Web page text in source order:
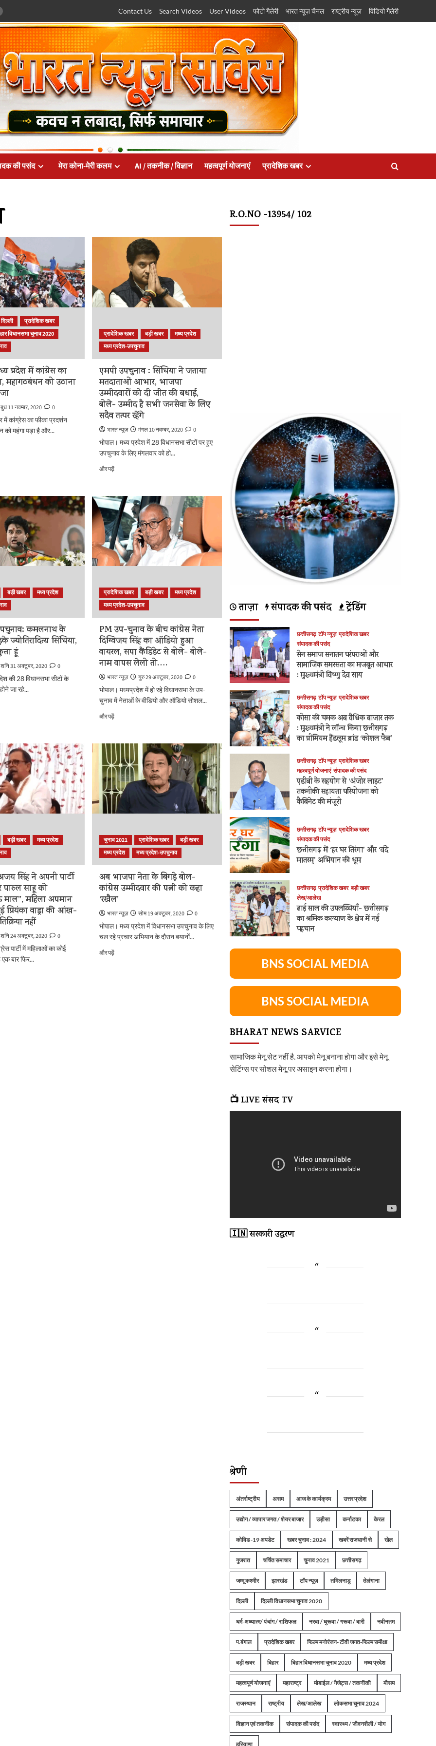
Contact Us Search Videos User Videos फोटो गैलेरी भारत न्यूज़ चैनल राष्ट्रीय न्यूज़ विडियो गैलेरी
की पसंद मेरा कोना-मेरी कलम AI / तकनीक / विज्ञान महत्वपूर्ण योजनाएं प्रादेशिक खबर
दिल्ली
प्रादेशिक खबर
विधानसभा चुनाव 2020
प्रदेश में कांग्रेस का
महागठबंधन को उठाना
बुध 11 नवम्बर, 2020
0
में कांग्रेस का फीका प्रदर्शन
को महंगा पड़ा है और...
प्रादेशिक खबर बड़ी खबर
मध्य प्रदेश
मध्य प्रदेश-उपचुनाव
एमपी उपचुनाव : सिंधिया ने जताया
मतदाताओं आभार, भाजपा
उम्मीदवारों को दी जीत की बधाई,
बोले- उम्मीद है सभी जनसेवा के लिए
सदैव तत्पर रहेंगे
भारत न्यूज़ मंगल 10 नवम्बर, 2020
0
भोपाल। मध्य प्रदेश में 28 विधानसभा सीटों पर हुए
उपचुनाव के लिए मंगलवार को हो...
और पढ़ेंएमपी
सिंधिया
ने
जताया
मतदाताओं
आभार,
भाजपा
उम्मीदवारों
को
की
बधाई,
बोले-
है
सभी
जनसेवा
के
लिए
तत्पर
रहेंगे
के
में
बड़ी खबर
मध्य प्रदेश
कमलनाथ के
ज्योतिरादित्य सिंधिया,
हूं
शनि 31 अक्टूबर, 2020
0
की 28 विधानसभा सीटों के
जा रहे...
प्रादेशिक खबर बड़ी खबर
मध्य प्रदेश
मध्य प्रदेश-उपचुनाव
PM उप-चुनाव के बीच कांग्रेस नेता
दिग्विजय सिंह का ऑडियो हुआ
वायरल, सपा कैंडिडेट से बोले- बोले-
नाम वापस लेलो तो….
भारत न्यूज़ गुरु 29 अक्टूबर, 2020
0
भोपाल। मध्यप्रदेश में हो रहे विधानसभा के उप-
चुनाव में नेताओं के वीडियो और ऑडियो सोशल...
और पढ़ेंPM
के
बीच
कांग्रेस
नेता
दिग्विजय
सिंह
का
ऑडियो
सपा
कैंडिडेट
से
बोले-
नाम
वापस
लेलो
बारे
में
पढ़ें
बड़ी खबर
मध्य प्रदेश
सिंह ने अपनी पार्टी
पारुल साहू को
माल”, महिला अपमान
प्रियंका वाड्रा की आंख-
नहीं
शनि 24 अक्टूबर, 2020
0
पार्टी में महिलाओं का कोई
बार फिर...
चुनाव 2021 प्रादेशिक खबर
बड़ी खबर
मध्य प्रदेश
मध्य प्रदेश-उपचुनाव
अब भाजपा नेता के बिगड़े बोल-
कांग्रेस उम्मीदवार की पत्नी को कहा
‘रखैल’
भारत न्यूज़ सोम 19 अक्टूबर, 2020
0
भोपाल। मध्य प्रदेश में विधानसभा उपचुनाव के लिए
चल रहे प्रचार अभियान के दौरान बयानों...
और पढ़ेंअब
R.O.NO -13954/ 102
ताज़ा संपादक की पसंद ट्रेंडिंग
छत्तीसगढ़ टॉप न्यूज़ प्रादेशिक खबर
संपादक की पसंद
सेन समाज सनातन परंपराओं और
सामाजिक समरसता का मजबूत आधार
: मुख्यमंत्री विष्णु देव साय
छत्तीसगढ़ टॉप न्यूज़ प्रादेशिक खबर
संपादक की पसंद
कोसा की चमक अब वैश्विक बाजार तक
: मुख्यमंत्री ने लॉन्च किया छत्तीसगढ़
का प्रीमियम हैंडलूम ब्रांड ‘कोशल फैब’
छत्तीसगढ़ टॉप न्यूज़ प्रादेशिक खबर
महत्वपूर्ण योजनाएं संपादक की पसंद
एडीबी के सहयोग से ‘अंजोर लाइट’
तकनीकी सहायता परियोजना को
कैबिनेट की मंजूरी
छत्तीसगढ़ टॉप न्यूज़ प्रादेशिक खबर
संपादक की पसंद
छत्तीसगढ़ में ‘हर घर तिरंगा’ और ‘वंदे
मातरम्’ अभियान की धूम
छत्तीसगढ़ प्रादेशिक खबर बड़ी खबर
लेख/आलेख
ढाई साल की उपलब्धियाँ- छत्तीसगढ़
का श्रमिक कल्याण के क्षेत्र में नई
पहचान
BNS SOCIAL MEDIA
BNS SOCIAL MEDIA
BHARAT NEWS SARVICE
सामाजिक मेनू सेट नहीं है. आपको मेनू बनाना होगा और इसे मेनू
सेटिंग्स पर सोशल मेनू पर असाइन करना होगा।
📺 LIVE संसद TV
🇮🇳 सरकारी उद्धरण
श्रेणी
अंतर्राष्ट्रीय असम आज के कार्यक्रम उत्तर प्रदेश
उद्योग / व्यापार जगत / शेयर बाजार उड़ीसा कर्नाटका केरल
कोविड -19 अपडेट खबर चुनाव : 2024 खबरें राजधानी से खेल
गुजरात चर्चित समाचार चुनाव 2021 छत्तीसगढ़
जम्मू कश्मीर झारखंड टॉप न्यूज़ तमिलनाडु तेलंगाना
दिल्ली दिल्ली विधानसभा चुनाव 2020
धर्म-अध्यात्म/ पंचांग / राशिफल नरवा / घुरूवा / गरूवा / बारी नवीनतम
प.बंगाल प्रादेशिक खबर फिल्म मनोरंजन- टीवी जगत-फिल्म समीक्षा
बड़ी खबर बिहार बिहार विधानसभा चुनाव 2020 मध्य प्रदेश
महत्वपूर्ण योजनाएं महाराष्ट्र मोबाईल / गैजेट्स / तकनीकी मौसम
राजस्थान राष्ट्रीय लेख/आलेख लोकसभा चुनाव 2024
विज्ञान एवं तकनीक संपादक की पसंद स्वास्थ्य / जीवनशैली / योग
हरियाणा